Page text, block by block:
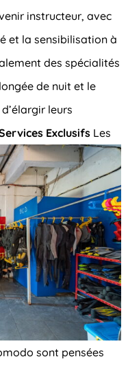
instructeur, avec
et la sensibilisation à
des spécialités
de nuit et le
leurs
Exclusifs Les
sont pensées